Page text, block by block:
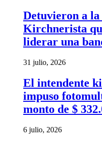
Detuvieron a
Kirchnerista
liderar una
31 julio, 2026
El intendente
impuso
monto de $
6 julio, 2026